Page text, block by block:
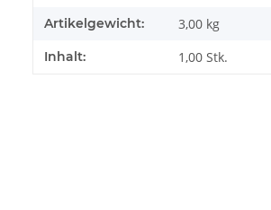
Artikelgewicht: 3,00 kg
Inhalt: 1,00 Stk.